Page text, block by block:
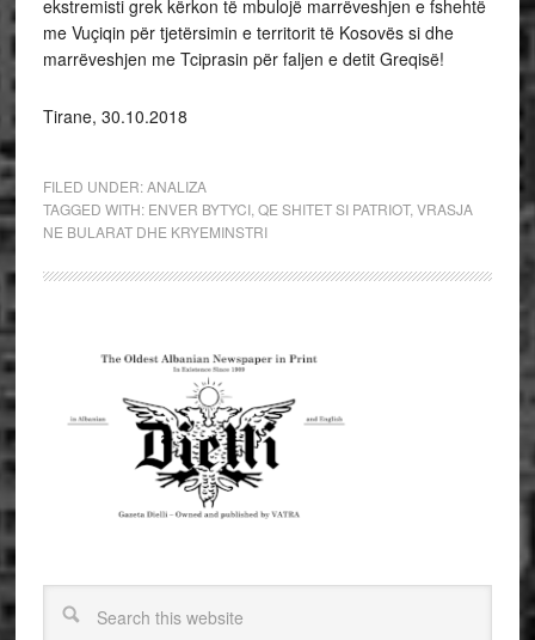
ekstremisti grek kërkon të mbulojë marrëveshjen e fshehtë
me Vuçiqin për tjetërsimin e territorit të Kosovës si dhe
marrëveshjen me Tciprasin për faljen e detit Greqisë!
Tirane, 30.10.2018
FILED UNDER:ANALIZA
TAGGED WITH: ENVER BYTYCI, QE SHITET SI PATRIOT, VRASJA
NE BULARAT DHE KRYEMINSTRI